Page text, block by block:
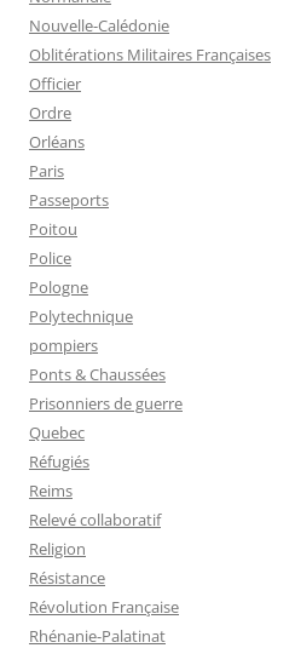
Nouvelle-Calédonie
Oblitérations Militaires Françaises
Officier
Ordre
Orléans
Paris
Passeports
Poitou
Police
Pologne
Polytechnique
pompiers
Ponts & Chaussées
Prisonniers de guerre
Quebec
Réfugiés
Reims
Relevé collaboratif
Religion
Résistance
Révolution Française
Rhénanie-Palatinat